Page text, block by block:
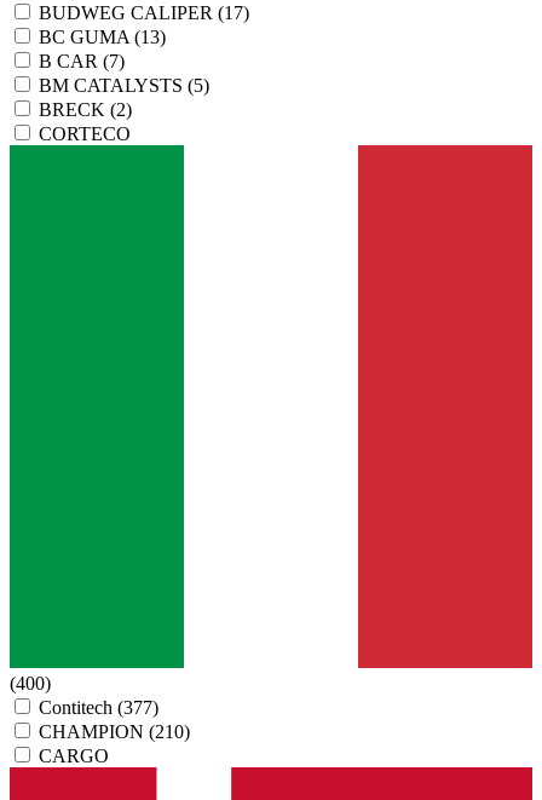
BUDWEG CALIPER (17)
BC GUMA (13)
B CAR (7)
BM CATALYSTS (5)
BRECK (2)
CORTECO
(400)
Contitech (377)
CHAMPION (210)
CARGO